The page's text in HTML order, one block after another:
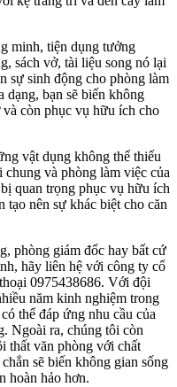
minh, tiện dụng tưởng
sách vở, tài liệu song nó lại
sự sinh động cho phòng làm
bạn sẽ biến không
còn phục vụ hữu ích cho
vật dụng không thể thiếu
chung và phòng làm việc của
quan trọng phục vụ hữu ích
tạo nên sự khác biệt cho căn
phòng giám đốc hay bất cứ
hãy liên hệ với công ty cổ
0975438686. Với đội
năm kinh nghiệm trong
thể đáp ứng nhu cầu của
Ngoài ra, chúng tôi còn
thất văn phòng với chất
sẽ biến không gian sống
hoàn hảo hơn.